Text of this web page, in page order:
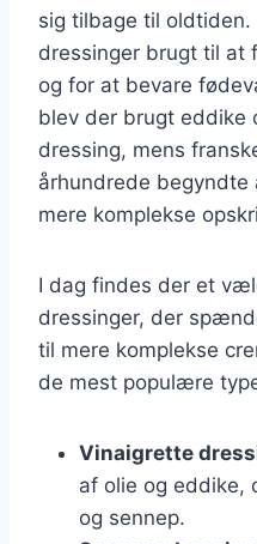
sig tilbage til
dressinger brugt til at
og for at bevare
blev der brugt eddike
dressing, mens
århundrede begyndte
mere komplekse
I dag findes der et
dressinger, der
til mere komplekse
de mest populære
Vinaigrette
af olie og eddike,
og sennep.